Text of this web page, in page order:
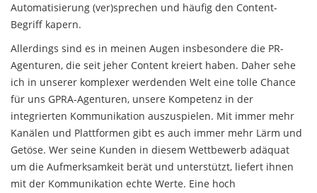
Automatisierung (ver)sprechen und häufig den Content-
Begriff kapern.
Allerdings sind es in meinen Augen insbesondere die PR-
Agenturen, die seit jeher Content kreiert haben. Daher sehe
ich in unserer komplexer werdenden Welt eine tolle Chance
für uns GPRA-Agenturen, unsere Kompetenz in der
integrierten Kommunikation auszuspielen. Mit immer mehr
Kanälen und Plattformen gibt es auch immer mehr Lärm und
Getöse. Wer seine Kunden in diesem Wettbewerb adäquat
um die Aufmerksamkeit berät und unterstützt, liefert ihnen
mit der Kommunikation echte Werte. Eine hoch